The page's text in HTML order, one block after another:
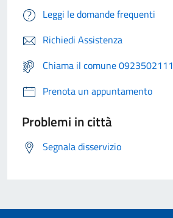
Leggi le domande frequenti
Richiedi Assistenza
Chiama il comune 0923502111
Prenota un appuntamento
Problemi in città
Segnala disservizio